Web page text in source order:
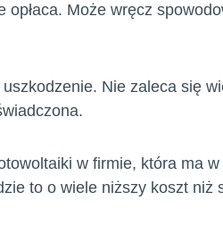
Może wręcz
Nie zaleca się
w firmie, która ma
to o wiele niższy koszt niż